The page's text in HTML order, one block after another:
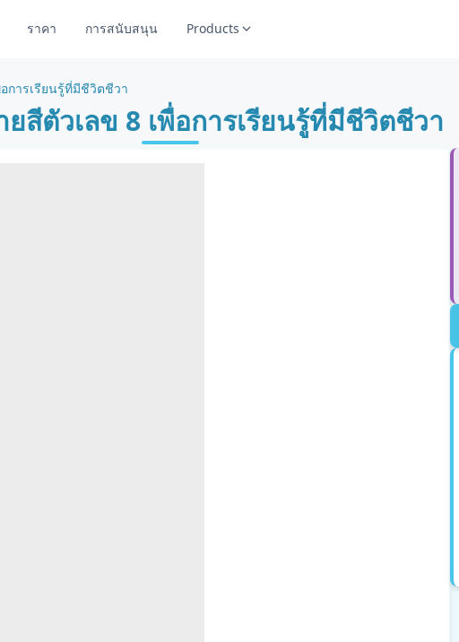
ราคา การสนับสนุน Products
การเรียนรู้ที่มีชีวิตชีวา
สีตัวเลข 8 เพื่อการเรียนรู้ที่มีชีวิตชีวา